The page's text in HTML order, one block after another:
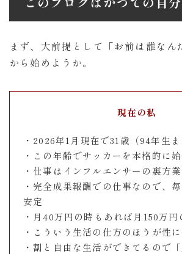
まず、大前提として「お前は誰なん
から始めようか。
現在の私
・2026年1月現在で31歳（94年生ま
・この年齢でサッカーを本格的に
・仕事はインフルエンサーの裏方
・完全成果報酬での仕事なので、
安定
・月40万円の時もあれば月150万
・こういう生活の仕方のほうが性
・割と自由な生活ができてるので「